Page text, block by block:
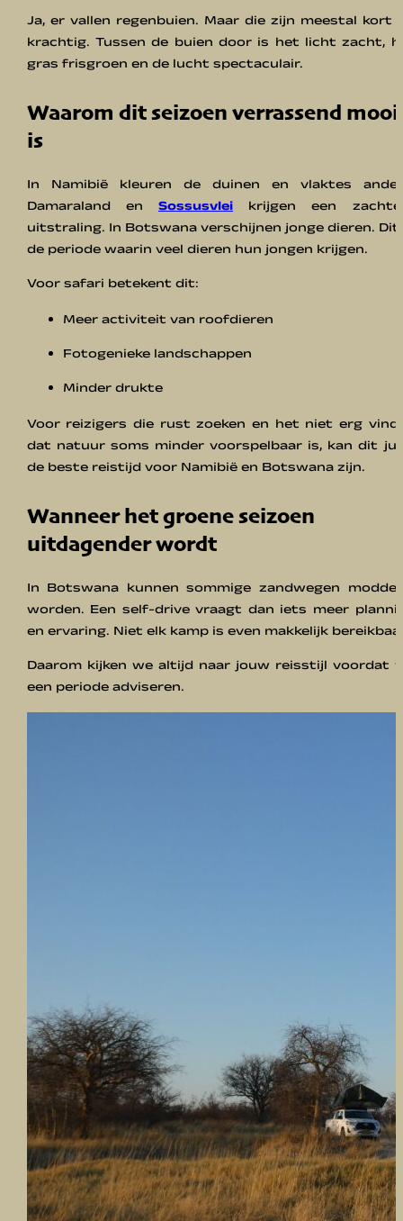
Ja, er vallen regenbuien. Maar die zijn meestal kort
krachtig. Tussen de buien door is het licht zacht,
gras frisgroen en de lucht spectaculair.
Waarom dit seizoen verrassend mooi
is
In Namibië kleuren de duinen en vlaktes
Damaraland en Sossusvlei krijgen een
uitstraling. In Botswana verschijnen jonge dieren.
de periode waarin veel dieren hun jongen krijgen.
Voor safari betekent dit:
Meer activiteit van roofdieren
Fotogenieke landschappen
Minder drukte
Voor reizigers die rust zoeken en het niet erg
dat natuur soms minder voorspelbaar is, kan dit
de beste reistijd voor Namibië en Botswana zijn.
Wanneer het groene seizoen
uitdagender wordt
In Botswana kunnen sommige zandwegen
worden. Een self-drive vraagt dan iets meer
en ervaring. Niet elk kamp is even makkelijk
Daarom kijken we altijd naar jouw reisstijl voordat
een periode adviseren.